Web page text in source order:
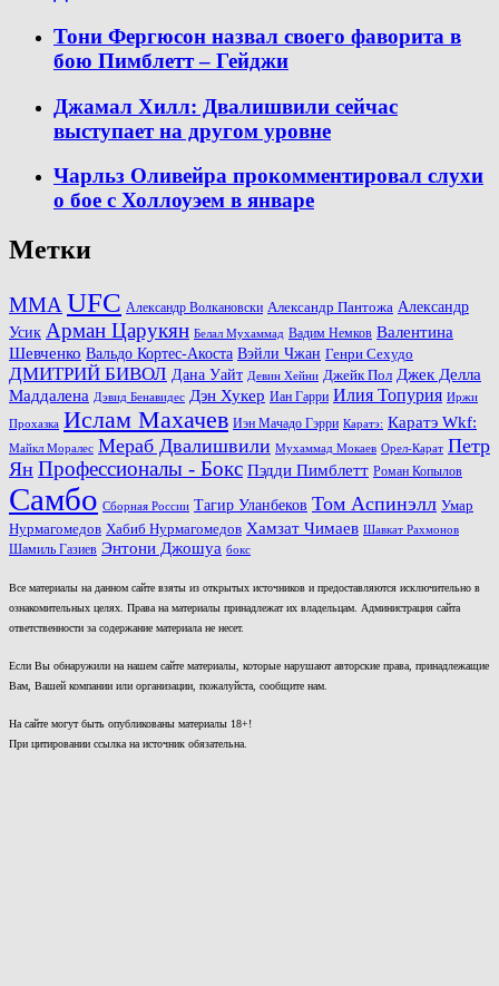
Тони Фергюсон назвал своего фаворита в
бою Пимблетт – Гейджи
Джамал Хилл: Двалишвили сейчас
выступает на другом уровне
Чарльз Оливейра прокомментировал слухи
о бое с Холлоуэем в январе
Метки
MMA UFC Александр Волкановски Александр Пантожа Александр
Усик Арман Царукян Белал Мухаммад Вадим Немков Валентина
Шевченко Вальдо Кортес-Акоста Вэйли Чжан Генри Сехудо
ДМИТРИЙ БИВОЛ Дана Уайт Девин Хейни Джейк Пол Джек Делла
Маддалена Дэвид Бенавидес Дэн Хукер Иан Гарри Илия Топурия Иржи
Прохазка Ислам Махачев Иэн Мачадо Гэрри Каратэ: Каратэ Wkf:
Майкл Моралес Мераб Двалишвили Мухаммад Мокаев Орел-Карат Петр
Ян Профессионалы - Бокс Пэдди Пимблетт Роман Копылов
Самбо Сборная России Тагир Уланбеков Том Аспинэлл Умар
Нурмагомедов Хабиб Нурмагомедов Хамзат Чимаев Шавкат Рахмонов
Шамиль Газиев Энтони Джошуа бокс
Все материалы на данном сайте взяты из открытых источников и предоставляются исключительно в
ознакомительных целях. Права на материалы принадлежат их владельцам. Администрация сайта
ответственности за содержание материала не несет.
Если Вы обнаружили на нашем сайте материалы, которые нарушают авторские права, принадлежащие
Вам, Вашей компании или организации, пожалуйста, сообщите нам.
На сайте могут быть опубликованы материалы 18+!
При цитировании ссылка на источник обязательна.